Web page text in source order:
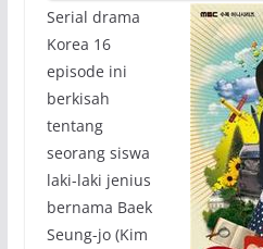
Serial drama
Korea 16
episode ini
berkisah
tentang
seorang siswa
laki-laki jenius
bernama Baek
Seung-jo (Kim